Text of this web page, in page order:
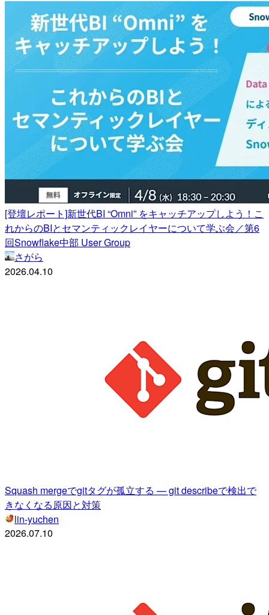
[登壇レポート]新世代BI “Omni” をキャッチアップしよう！こ
れからのBIとセマンティックレイヤーについて学ぶ会／第6
回Snowflake中部 User Group
さがら
2026.04.10
Squash mergeでgitタグが孤立する — git describeで検出で
きなくなる原因と対策
lin-yuchen
2026.07.10